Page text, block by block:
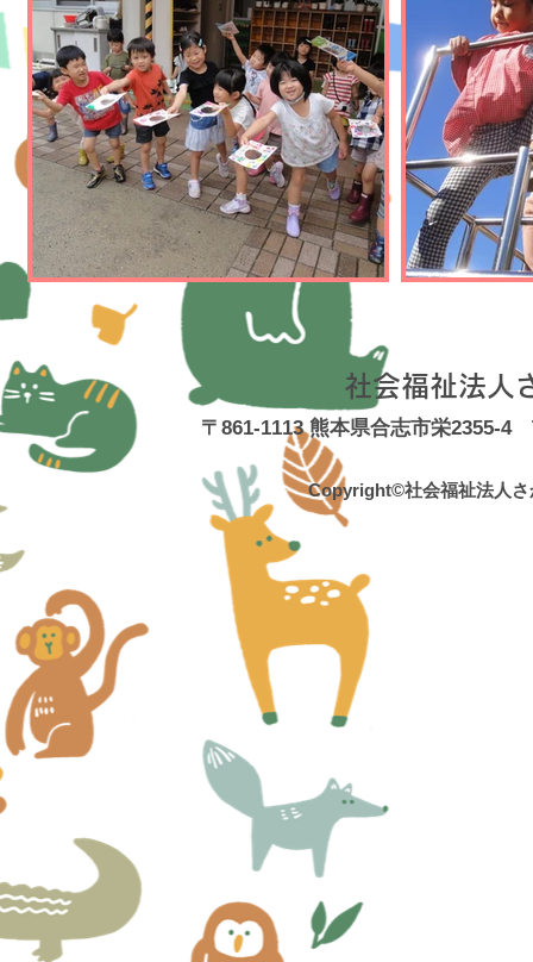
社会福祉法人
〒861-1113 熊本県合志市栄2355-
Copyright©社会福祉法人さかえ福祉会